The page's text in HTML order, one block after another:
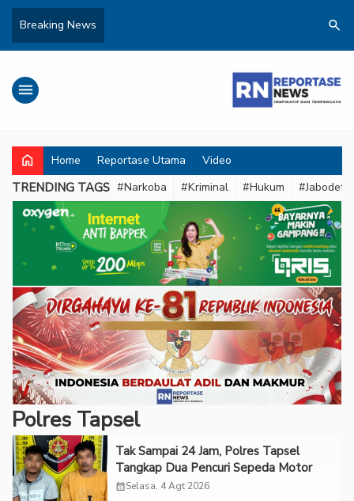
Breaking News search
menu
home Home Reportase Utama Video
TRENDING TAGS #Narkoba #Kriminal #Hukum
Polres Tapsel
Tak Sampai 24 Jam, Polres Tapsel
Tangkap Dua Pencuri Sepeda Motor
calendar_monthSelasa, 4 Agt 2026